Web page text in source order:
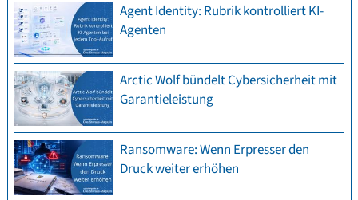
Agent Identity: Rubrik kontrolliert KI-
Agenten
Arctic Wolf bündelt Cybersicherheit mit
Garantieleistung
Ransomware: Wenn Erpresser den
Druck weiter erhöhen